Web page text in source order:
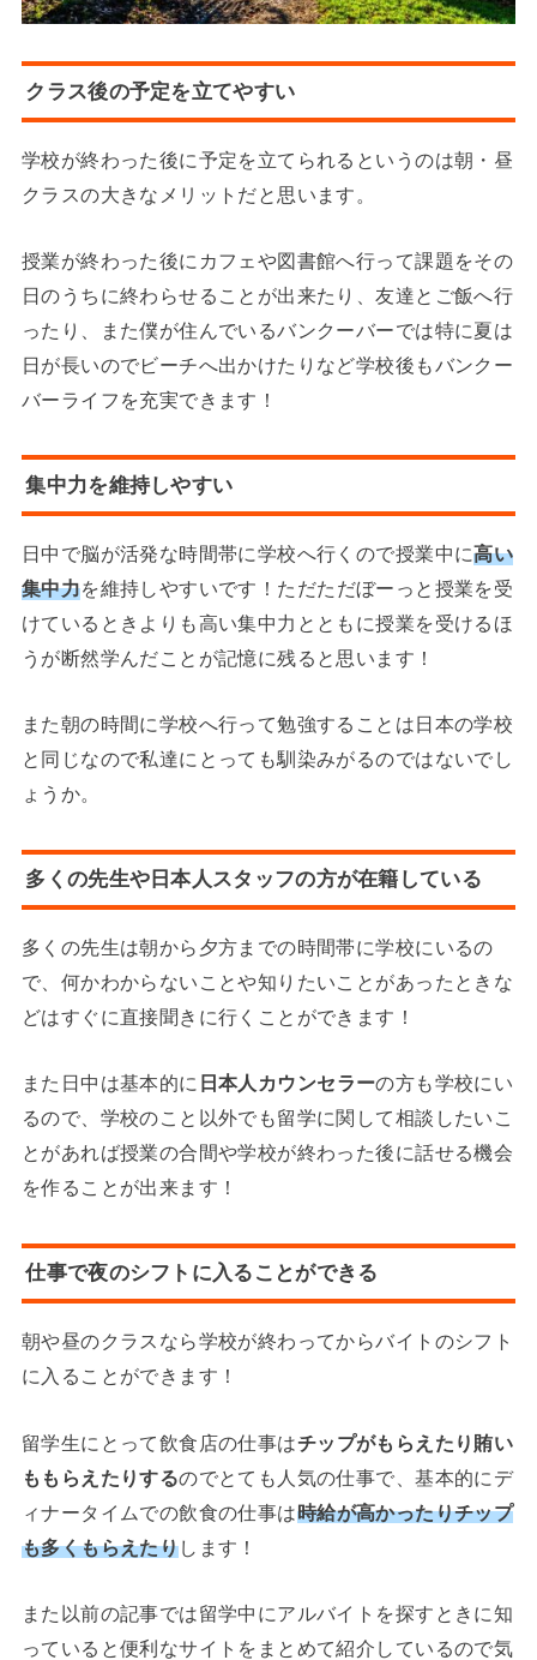
クラス後の予定を立てやすい
学校が終わった後に予定を立てられるというのは朝・昼
クラスの大きなメリットだと思います。
授業が終わった後にカフェや図書館へ行って課題をその
日のうちに終わらせることが出来たり、友達とご飯へ行
ったり、また僕が住んでいるバンクーバーでは特に夏は
日が長いのでビーチへ出かけたりなど学校後もバンクー
バーライフを充実できます！
集中力を維持しやすい
日中で脳が活発な時間帯に学校へ行くので授業中に高い
集中力を維持しやすいです！ただただぼーっと授業を受
けているときよりも高い集中力とともに授業を受けるほ
うが断然学んだことが記憶に残ると思います！
また朝の時間に学校へ行って勉強することは日本の学校
と同じなので私達にとっても馴染みがるのではないでし
ょうか。
多くの先生や日本人スタッフの方が在籍している
多くの先生は朝から夕方までの時間帯に学校にいるの
で、何かわからないことや知りたいことがあったときな
どはすぐに直接聞きに行くことができます！
また日中は基本的に 日本人カウンセラーの方も学校にい
るので、学校のこと以外でも留学に関して相談したいこ
とがあれば授業の合間や学校が終わった後に話せる機会
を作ることが出来ます！
仕事で夜のシフトに入ることができる
朝や昼のクラスなら学校が終わってからバイトのシフト
に入ることができます！
留学生にとって飲食店の仕事はチップがもらえたり賄い
ももらえたりするのでとても人気の仕事で、基本的にデ
ィナータイムでの飲食の仕事は時給が高かったりチップ
も多くもらえたりします！
また以前の記事では留学中にアルバイトを探すときに知
っていると便利なサイトをまとめて紹介しているので気